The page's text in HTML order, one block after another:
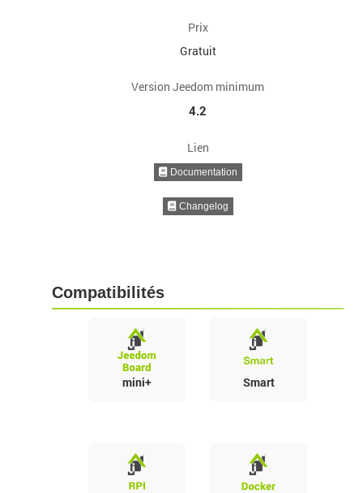
Prix
Gratuit
Version Jeedom minimum
4.2
Lien
Documentation
Changelog
Compatibilités
mini+ Smart